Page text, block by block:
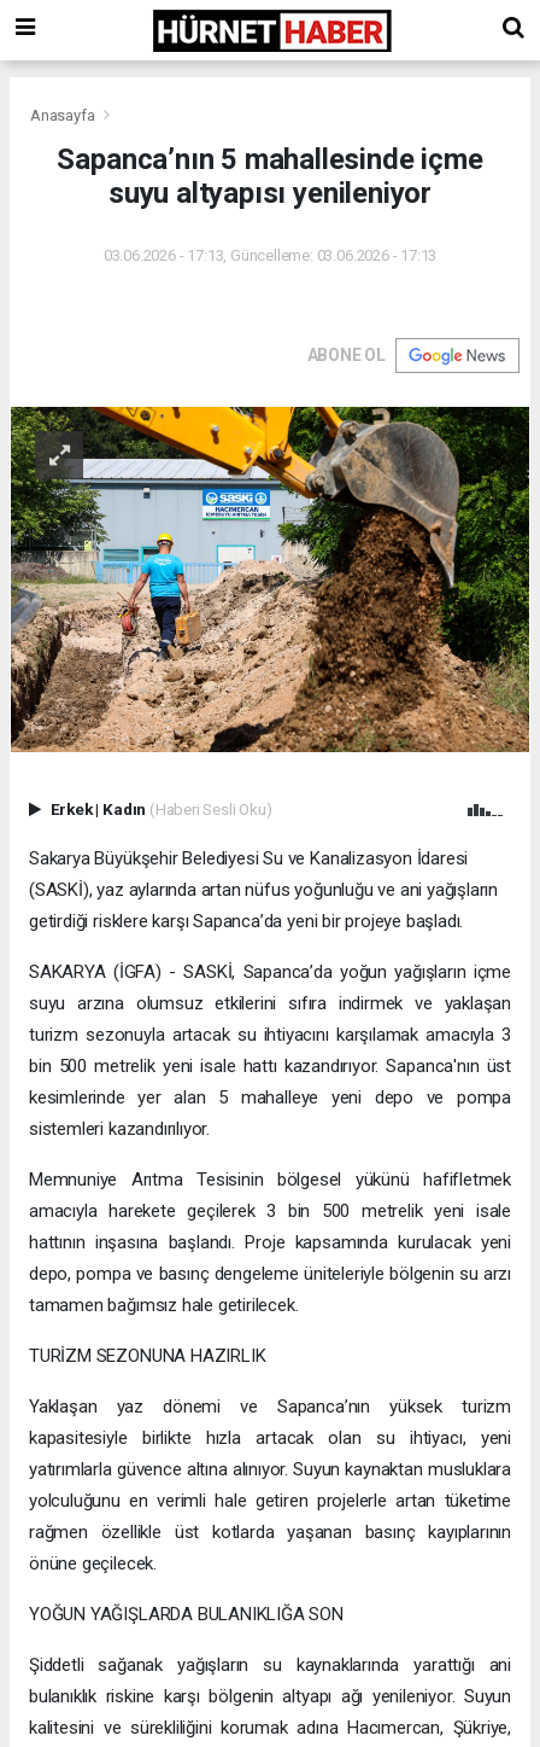
Anasayfa
Sapanca’nın 5 mahallesinde içme
suyu altyapısı yenileniyor
03.06.2026 - 17:13, Güncelleme: 03.06.2026 - 17:13
ABONE OL
Erkek| Kadın (Haberi Sesli Oku)
Sakarya Büyükşehir Belediyesi Su ve Kanalizasyon İdaresi
(SASKİ), yaz aylarında artan nüfus yoğunluğu ve ani yağışların
getirdiği risklere karşı Sapanca’da yeni bir projeye başladı.
SAKARYA (İGFA) - SASKİ, Sapanca’da yoğun yağışların içme
suyu arzına olumsuz etkilerini sıfıra indirmek ve yaklaşan
turizm sezonuyla artacak su ihtiyacını karşılamak amacıyla 3
bin 500 metrelik yeni isale hattı kazandırıyor. Sapanca'nın üst
kesimlerinde yer alan 5 mahalleye yeni depo ve pompa
sistemleri kazandırılıyor.
Memnuniye Arıtma Tesisinin bölgesel yükünü hafifletmek
amacıyla harekete geçilerek 3 bin 500 metrelik yeni isale
hattının inşasına başlandı. Proje kapsamında kurulacak yeni
depo, pompa ve basınç dengeleme üniteleriyle bölgenin su arzı
tamamen bağımsız hale getirilecek.
TURİZM SEZONUNA HAZIRLIK
Yaklaşan yaz dönemi ve Sapanca’nın yüksek turizm
kapasitesiyle birlikte hızla artacak olan su ihtiyacı, yeni
yatırımlarla güvence altına alınıyor. Suyun kaynaktan musluklara
yolculuğunu en verimli hale getiren projelerle artan tüketime
rağmen özellikle üst kotlarda yaşanan basınç kayıplarının
önüne geçilecek.
YOĞUN YAĞIŞLARDA BULANIKLIĞA SON
Şiddetli sağanak yağışların su kaynaklarında yarattığı ani
bulanıklık riskine karşı bölgenin altyapı ağı yenileniyor. Suyun
kalitesini ve sürekliliğini korumak adına Hacımercan, Şükriye,